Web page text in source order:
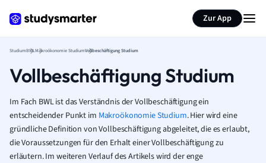
Zur App
StudiumBWLMakroökonomie StudiumVollbeschäftigung Studium
Vollbeschäftigung Studium
Im Fach BWL ist das Verständnis der Vollbeschäftigung ein
entscheidender Punkt im Makroökonomie Studium. Hier wird eine
gründliche Definition von Vollbeschäftigung abgeleitet, die es erlaubt,
die Voraussetzungen für den Erhalt einer Vollbeschäftigung zu
erläutern. Im weiteren Verlauf des Artikels wird der enge